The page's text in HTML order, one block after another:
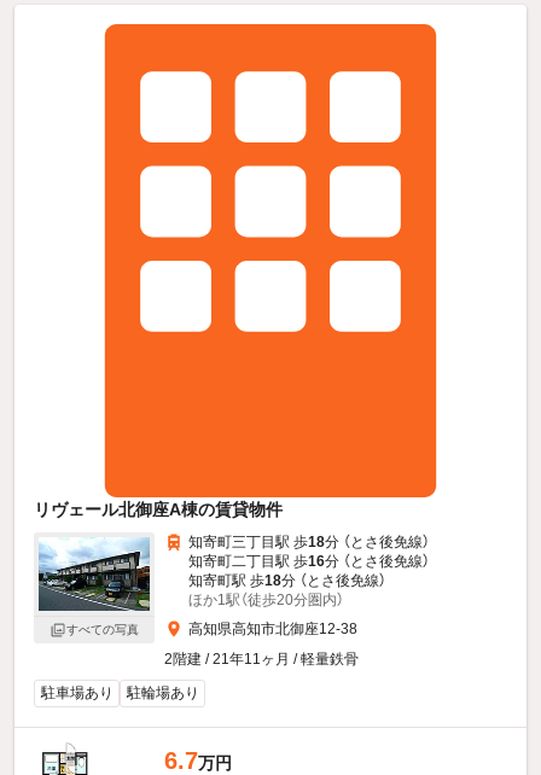
リヴェール北御座A棟の賃貸物件
すべての写真
知寄町三丁目駅 歩18分 （とさ後免線）
知寄町二丁目駅 歩16分 （とさ後免線）
知寄町駅 歩18分 （とさ後免線）
ほか1駅（徒歩20分圏内）
高知県高知市北御座12-38
2階建 / 21年11ヶ月 / 軽量鉄骨
駐車場あり
駐輪場あり
6.7万円